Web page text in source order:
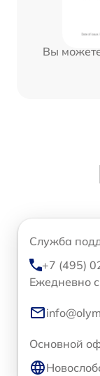
Вы
Служба
+7 (495)
Ежедневно
Основной